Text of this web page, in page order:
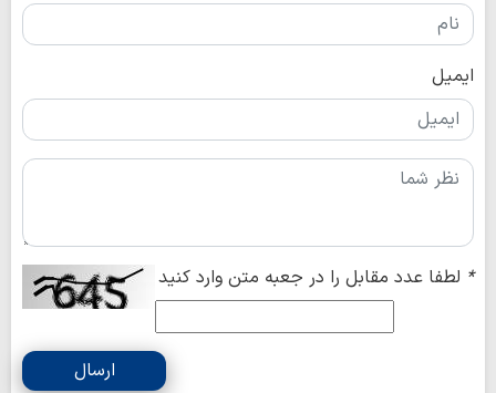
ایمیل
* لطفا عدد مقابل را در جعبه متن وارد کنید
ارسال